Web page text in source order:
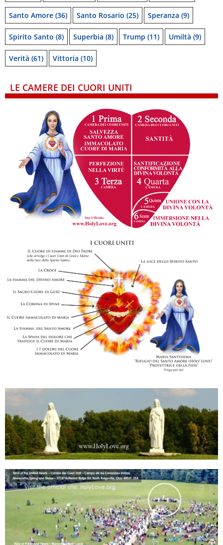
Santo Amore (36) Santo Rosario (25) Speranza (9)
Spirito Santo (8) Superbia (8) Trump (11) Umiltà (9)
Verità (61) Vittoria (10)
LE CAMERE DEI CUORI UNITI